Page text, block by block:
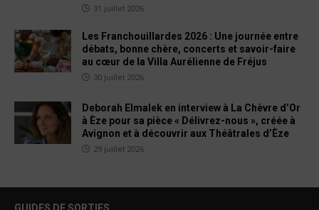
31 juillet 2026
Les Franchouillardes 2026 : Une journée entre
débats, bonne chère, concerts et savoir-faire
au cœur de la Villa Aurélienne de Fréjus
30 juillet 2026
Deborah Elmalek en interview à La Chèvre d’Or
à Èze pour sa pièce « Délivrez-nous », créée à
Avignon et à découvrir aux Théâtrales d’Èze
29 juillet 2026